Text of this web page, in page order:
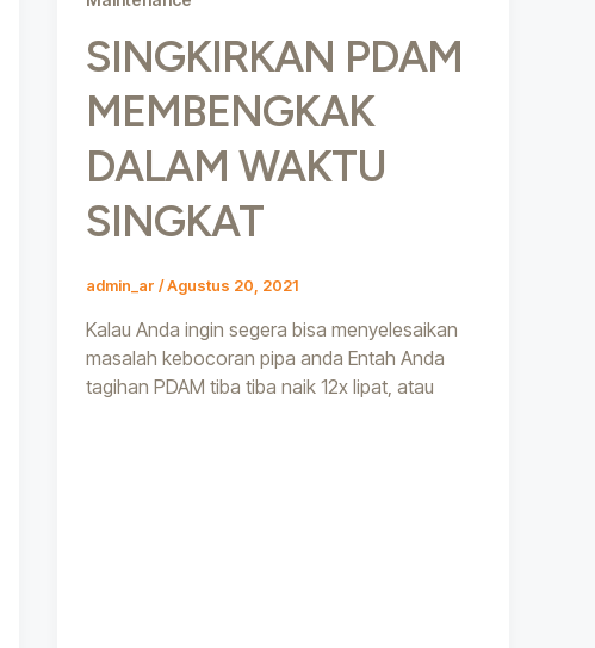
SINGKIRKAN PDAM
MEMBENGKAK
DALAM WAKTU
SINGKAT
admin_ar/Agustus 20, 2021
Kalau Anda ingin segera bisa menyelesaikan
masalah kebocoran pipa anda Entah Anda
tagihan PDAM tiba tiba naik 12x lipat, atau